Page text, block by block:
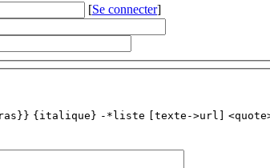
[Se connecter]
{italique} -*liste [texte->url]